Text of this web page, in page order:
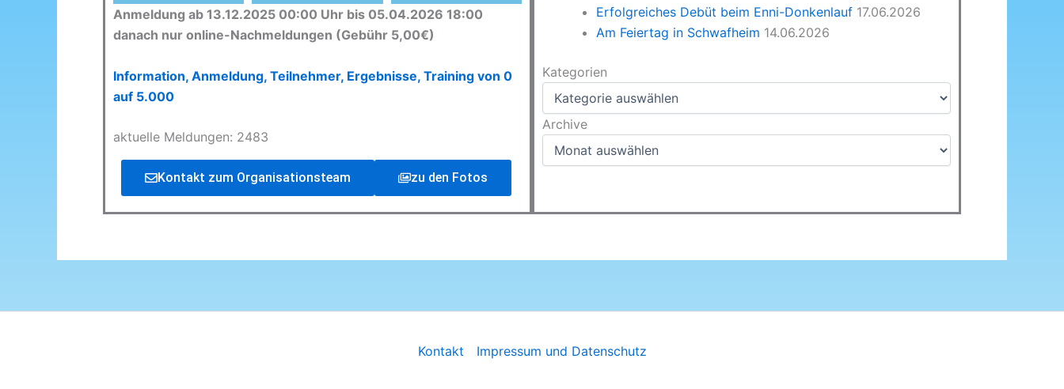
Anmeldung ab 13.12.2025 00:00 Uhr bis 05.04.2026 18:00
danach nur online-Nachmeldungen (Gebühr 5,00€)
Information, Anmeldung, Teilnehmer, Ergebnisse, Training von 0
auf 5.000
aktuelle Meldungen: 2483
Kontakt zum Organisationsteam zu den Fotos
Erfolgreiches Debüt beim Enni-Donkenlauf 17.06.2026
Am Feiertag in Schwafheim 14.06.2026
Kategorien
Kategorien
Archive
Archive
Kontakt Impressum und Datenschutz